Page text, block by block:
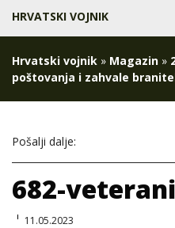
HRVATSKI VOJNIK
Hrvatski vojnik » Magazin »
poštovanja i zahvale
Pošalji dalje:
682-
11.05.2023